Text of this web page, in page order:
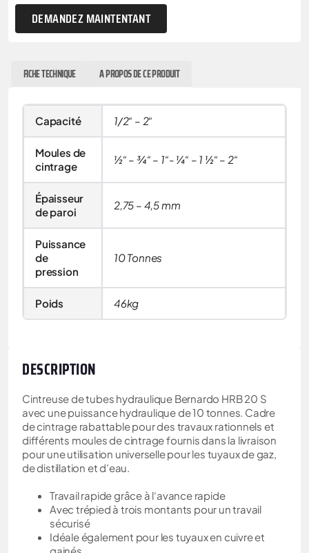
DEMANDEZ MAINTENTANT
FICHE TECHNIQUE A PROPOS DE CE PRODUIT
Capacité 1/2“ – 2“
Moules de
cintrage
½“ – ¾“ – 1“- ¼“ – 1 ½“ – 2“
Épaisseur
de paroi
2,75 – 4,5 mm
Puissance
de
pression
10 Tonnes
Poids 46kg
DESCRIPTION
Cintreuse de tubes hydraulique Bernardo HRB 20 S
avec une puissance hydraulique de 10 tonnes. Cadre
de cintrage rabattable pour des travaux rationnels et
différents moules de cintrage fournis dans la livraison
pour une utilisation universelle pour les tuyaux de gaz,
de distillation et d’eau.
Travail rapide grâce à l‘avance rapide
Avec trépied à trois montants pour un travail
sécurisé
Idéale également pour les tuyaux en cuivre et